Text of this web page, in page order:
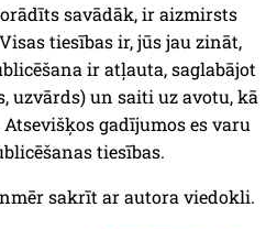
savādāk, ir aizmirsts
tiesības ir, jūs jau zināt,
ir atļauta, saglabājot
uzvārds) un saiti uz avotu, kā
gadījumos es varu
tiesības.
sakrīt ar autora viedokli.